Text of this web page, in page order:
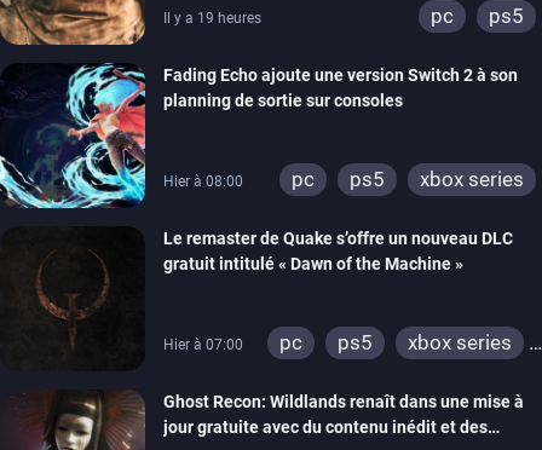
Il y a 19 heures pc ps5
Fading Echo ajoute une version Switch 2 à son
planning de sortie sur consoles
Hier à 08:00 pc ps5 xbox series
Le remaster de Quake s’offre un nouveau DLC
gratuit intitulé « Dawn of the Machine »
Hier à 07:00 pc ps5
xbox series
xbox one
nintendo 64
Ghost Recon: Wildlands renaît dans une mise à
jour gratuite avec du contenu inédit et des